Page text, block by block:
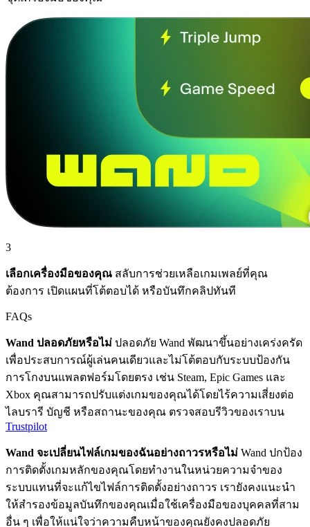
3
เลือกเครื่องมือของคุณ สลับการช่วยเหลือเกมเพลย์ที่คุณ
ต้องการ เปิดแผนที่โต้ตอบได้ หรือบันทึกคลิปทันที
FAQs
Wand ปลอดภัยหรือไม่ ปลอดภัย Wand พัฒนาขึ้นอย่างเคร่งครัด
เพื่อประสบการณ์ผู้เล่นคนเดียวและไม่โต้ตอบกับระบบป้องกัน
การโกงบนแพลตฟอร์มโดยตรง เช่น Steam, Epic Games และ
Xbox คุณสามารถปรับแต่งเกมของคุณได้โดยไร้ความเสี่ยงต่อ
ไลบรารี บัญชี หรือสถานะของคุณ ตรวจสอบรีวิวของเราบน
Trustpilot
Wand จะเปลี่ยนไฟล์เกมของฉันอย่างถาวรหรือไม่ Wand ปกป้อง
การติดตั้งเกมหลักของคุณโดยทำงานในหน่วยความจำของ
ระบบแทนที่จะแก้ไขไฟล์การติดตั้งอย่างถาวร เรายังคงแนะนำ
ให้สำรองข้อมูลบันทึกของคุณเมื่อใช้เครื่องมือของบุคคลที่สาม
อื่น ๆ เพื่อให้แน่ใจว่าความคืบหน้าของคุณยังคงปลอดภัย